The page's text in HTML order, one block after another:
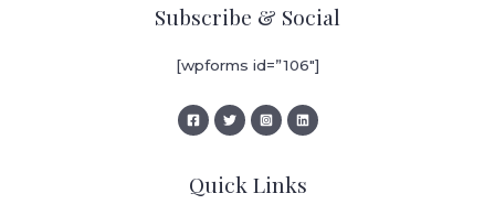
Subscribe & Social
[wpforms id=”106″]
Quick Links